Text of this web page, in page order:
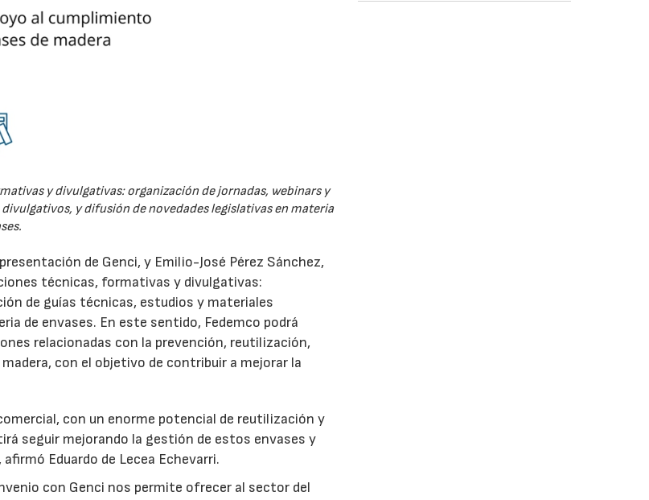
y divulgativas: organización de jornadas, webinars y
y difusión de novedades legislativas en materia
de Genci, y Emilio-José Pérez Sánchez,
técnicas, formativas y divulgativas:
de guías técnicas, estudios y materiales
de envases. En este sentido, Fedemco podrá
relacionadas con la prevención, reutilización,
con el objetivo de contribuir a mejorar la
con un enorme potencial de reutilización y
seguir mejorando la gestión de estos envases y
Eduardo de Lecea Echevarri.
con Genci nos permite ofrecer al sector del